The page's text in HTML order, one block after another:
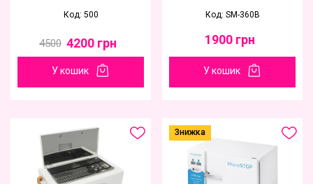
Код: 500
4500 4200 грн
У кошик
Код: SM-360B
1900 грн
У кошик
Знижка